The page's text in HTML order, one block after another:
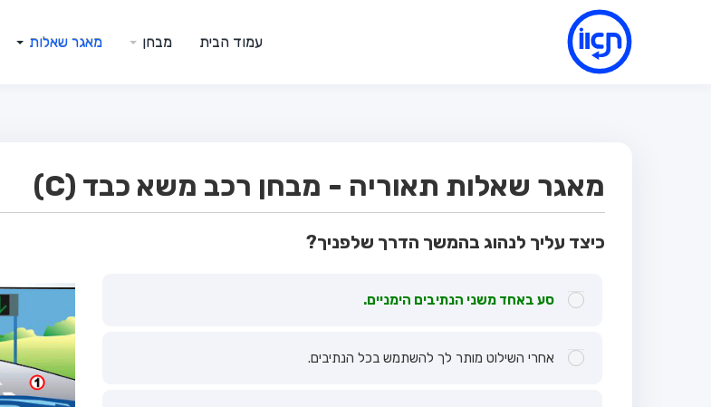
עמוד הבית מבחן מאגר שאלות
מאגר שאלות תאוריה - מבחן רכב משא כבד (C)
כיצד עליך לנהוג בהמשך הדרך שלפניך?
סע באחד משני הנתיבים הימניים.
אחרי השילוט מותר לך להשתמש בכל הנתיבים.